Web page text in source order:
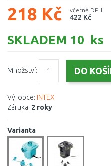
218 Kč včetně DPH
422 Kč
SKLADEM 10 ks
Množství:
Výrobce: INTEX
Záruka: 2 roky
Varianta